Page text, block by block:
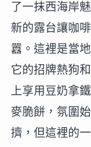
了一抹西海岸
新的露台讓咖
囂。這裡是當
它的招牌熱狗
上享用豆奶拿
麥脆餅，氛圍
擠，但這裡的